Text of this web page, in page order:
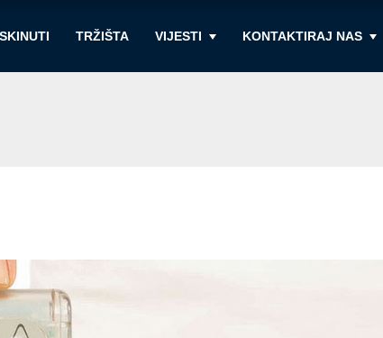
SKINUTI TRŽIŠTA VIJESTI KONTAKTIRAJ NAS